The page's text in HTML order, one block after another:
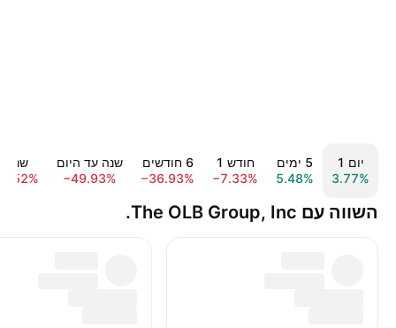
יום ‎1‎
3.77%
‎5‎ ימים
5.48%
חודש ‎1‎
−7.33%
‎6‎ חודשים
−36.93%
שנה עד היום
−49.93%
שנה ‎1‎
השווה עם The OLB Group, Inc.